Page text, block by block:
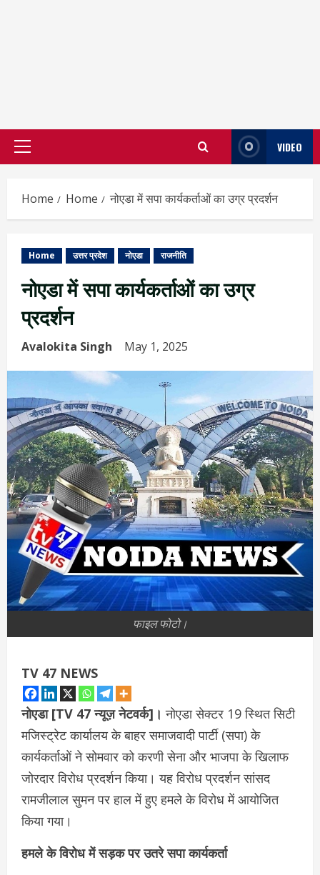
Primary
VIDEO
Home Home नोएडा में सपा कार्यकर्ताओं का उग्र प्रदर्शन
Home उत्तर प्रदेश नोएडा राजनीति
नोएडा में सपा कार्यकर्ताओं का उग्र
प्रदर्शन
Avalokita Singh May 1, 2025
फाइल फोटो।
TV 47 NEWS
नोएडा [TV 47 न्यूज़ नेटवर्क]।नोएडा सेक्टर 19 स्थित सिटी
मजिस्ट्रेट कार्यालय के बाहर समाजवादी पार्टी (सपा) के
कार्यकर्ताओं ने सोमवार को करणी सेना और भाजपा के खिलाफ
जोरदार विरोध प्रदर्शन किया। यह विरोध प्रदर्शन सांसद
रामजीलाल सुमन पर हाल में हुए हमले के विरोध में आयोजित
किया गया।
हमले के विरोध में सड़क पर उतरे सपा कार्यकर्ता